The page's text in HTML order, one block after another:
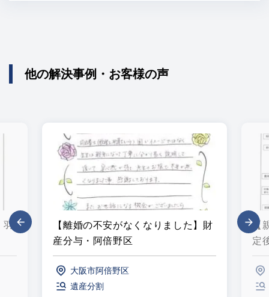
他の解決事例・お客様の声
【離婚の不安がなくなりました】財
産分与・阿倍野区
大阪市阿倍野区
遺産分割
【
定